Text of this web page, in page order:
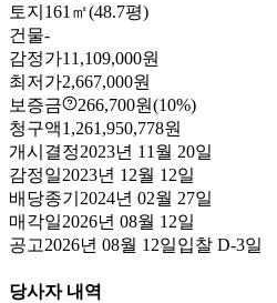
토지 161㎡(48.7평)
건물-
감정가11,109,000원
최저가2,667,000원
보증금
266,700원(10%)
청구액1,261,950,778원
개시결정2023년 11월 20일
감정일2023년 12월 12일
배당종기 2024년 02월 27일
매각일2026년 08월 12일
공고2026년 08월 12일입찰 D-3일
당사자 내역